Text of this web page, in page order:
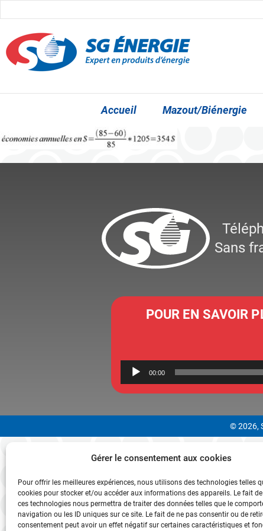
Gérer le consentement aux cookies
Pour offrir les meilleures expériences, nous utilisons des technologies telles
cookies pour stocker et/ou accéder aux informations des appareils. Le fait
ces technologies nous permettra de traiter des données telles que le
navigation ou les ID uniques sur ce site. Le fait de ne pas consentir ou de
consentement peut avoir un effet négatif sur certaines caractéristiques et
Accueil Mazout/Biénergie
Sans
POUR EN SAVOIR
00:00
© 2026,